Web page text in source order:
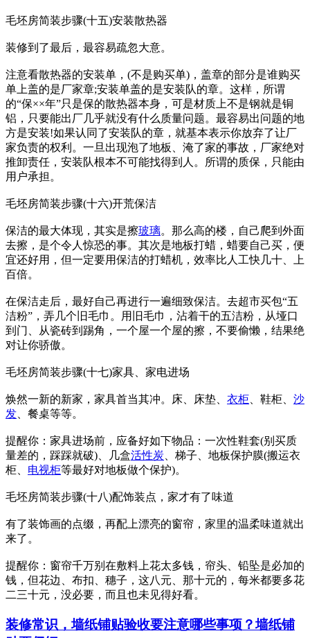
毛坯房简装步骤(十五)安装散热器
装修到了最后，最容易疏忽大意。
注意看散热器的安装单，(不是购买单)，盖章的部分是谁购买
单上盖的是厂家章;安装单盖的是安装队的章。这样，所谓
的“保××年”只是保的散热器本身，可是材质上不是钢就是铜
铝，只要能出厂几乎就没有什么质量问题。最容易出问题的地
方是安装!如果认同了安装队的章，就基本表示你放弃了让厂
家负责的权利。一旦出现泡了地板、淹了家的事故，厂家绝对
推卸责任，安装队根本不可能找得到人。所谓的质保，只能由
用户承担。
毛坯房简装步骤(十六)开荒保洁
保洁的最大体现，其实是擦玻璃。那么高的楼，自己爬到外面
去擦，是个令人惊恐的事。其次是地板打蜡，蜡要自己买，便
宜还好用，但一定要用保洁的打蜡机，效率比人工快几十、上
百倍。
在保洁走后，最好自己再进行一遍细致保洁。去超市买包“五
洁粉”，弄几个旧毛巾。用旧毛巾，沾着干的五洁粉，从垭口
到门、从瓷砖到踢角，一个屋一个屋的擦，不要偷懒，结果绝
对让你骄傲。
毛坯房简装步骤(十七)家具、家电进场
焕然一新的新家，家具首当其冲。床、床垫、 衣柜 、鞋柜、 沙
发 、餐桌等等。
提醒你：家具进场前，应备好如下物品：一次性鞋套(别买质
量差的，踩踩就破)、几盒活性炭 、梯子、地板保护膜(搬运衣
柜、 电视柜等最好对地板做个保护)。
毛坯房简装步骤(十八)配饰装点，家才有了味道
有了装饰画的点缀，再配上漂亮的窗帘，家里的温柔味道就出
来了。
提醒你：窗帘千万别在敷料上花太多钱，帘头、铅坠是必加的
钱，但花边、布扣、穗子，这八元、那十元的，每米都要多花
二三十元，没必要，而且也未见得好看。
装修常识，墙纸铺贴验收要注意哪些事项？墙纸铺